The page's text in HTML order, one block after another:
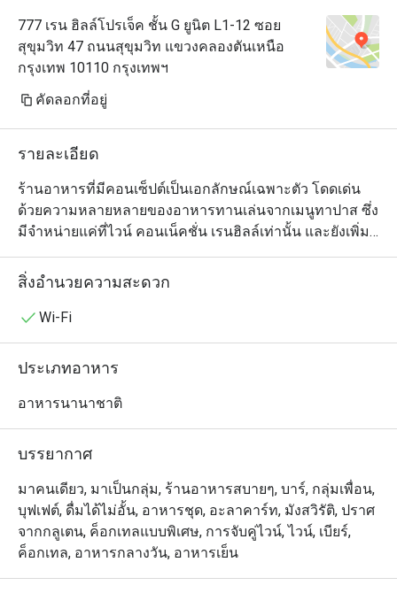
777 เรน ฮิลล์โปรเจ็ค ชั้น G ยูนิต L1-12 ซอย
สุขุมวิท 47 ถนนสุขุมวิท แขวงคลองตันเหนือ
กรุงเทพ 10110 กรุงเทพฯ
คัดลอกที่อยู่
รายละเอียด
ร้านอาหารที่มีคอนเซ็ปต์เป็นเอกลักษณ์เฉพาะตัว โดดเด่น
ด้วยความหลายหลายของอาหารทานเล่นจากเมนูทาปาส ซึ่ง
มีจำหน่ายแค่ที่ไวน์ คอนเน็คชั่น เรนฮิลล์เท่านั้น และยังเพิ่ม
ความหลากหลายด้วยเมนูพิซซ่า พาสต้า สเต็ก และอาหาร
จานหลักอื่นๆอีกด้วย นอกจากนี้ยังมีค็อกเทล สุรา และ เบียร์
ไปกว่านั้น เรายังมีไวน์เซลล่าให้ลูกค้าได้เดินเข้าไปเลือกชม
สิ่งอำนวยความสะดวก
Wi-Fi
ประเภทอาหาร
อาหารนานาชาติ
บรรยากาศ
มาคนเดียว, มาเป็นกลุ่ม, ร้านอาหารสบายๆ, บาร์, กลุ่มเพื่อน,
บุฟเฟต์, ดื่มได้ไม่อั้น, อาหารชุด, อะลาคาร์ท, มังสวิรัติ, ปราศ
จากกลูเตน, ค็อกเทลแบบพิเศษ, การจับคู่ไวน์, ไวน์, เบียร์,
ค็อกเทล, อาหารกลางวัน, อาหารเย็น